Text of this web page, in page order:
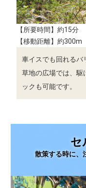
【所要時間】約15分
【移動距離】約300m
車イスでも回れるバ
草地の広場では、駆
ックも可能です。
セ
散策する時に、